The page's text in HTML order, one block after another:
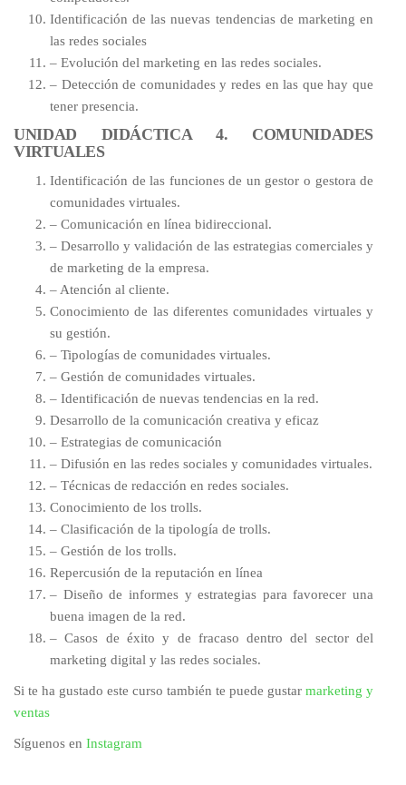
Identificación de las nuevas tendencias de marketing en
las redes sociales
– Evolución del marketing en las redes sociales.
– Detección de comunidades y redes en las que hay que
tener presencia.
UNIDAD DIDÁCTICA 4. COMUNIDADES
VIRTUALES
Identificación de las funciones de un gestor o gestora de
comunidades virtuales.
– Comunicación en línea bidireccional.
– Desarrollo y validación de las estrategias comerciales y
de marketing de la empresa.
– Atención al cliente.
Conocimiento de las diferentes comunidades virtuales y
su gestión.
– Tipologías de comunidades virtuales.
– Gestión de comunidades virtuales.
– Identificación de nuevas tendencias en la red.
Desarrollo de la comunicación creativa y eficaz
– Estrategias de comunicación
– Difusión en las redes sociales y comunidades virtuales.
– Técnicas de redacción en redes sociales.
Conocimiento de los trolls.
– Clasificación de la tipología de trolls.
– Gestión de los trolls.
Repercusión de la reputación en línea
– Diseño de informes y estrategias para favorecer una
buena imagen de la red.
– Casos de éxito y de fracaso dentro del sector del
marketing digital y las redes sociales.
Si te ha gustado este curso también te puede gustarmarketing y
ventas
Síguenos en Instagram